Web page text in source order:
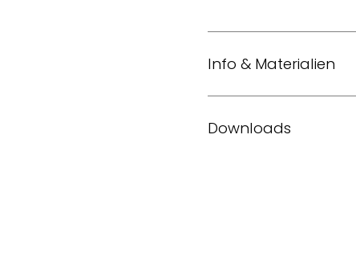
Info & Materialien
Downloads